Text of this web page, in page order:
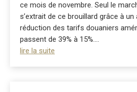
ce mois de novembre. Seul le
s’extrait de ce brouillard grâce à un
réduction des tarifs douaniers
passent de 39% à 15%....
lire la suite